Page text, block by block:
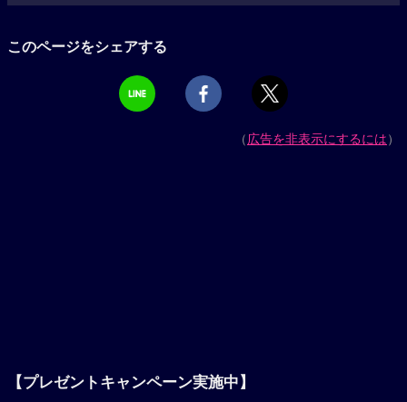
このページをシェアする
（広告を非表示にするには）
【プレゼントキャンペーン実施中】